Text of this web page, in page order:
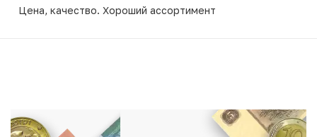
Цена, качество. Хороший ассортимент